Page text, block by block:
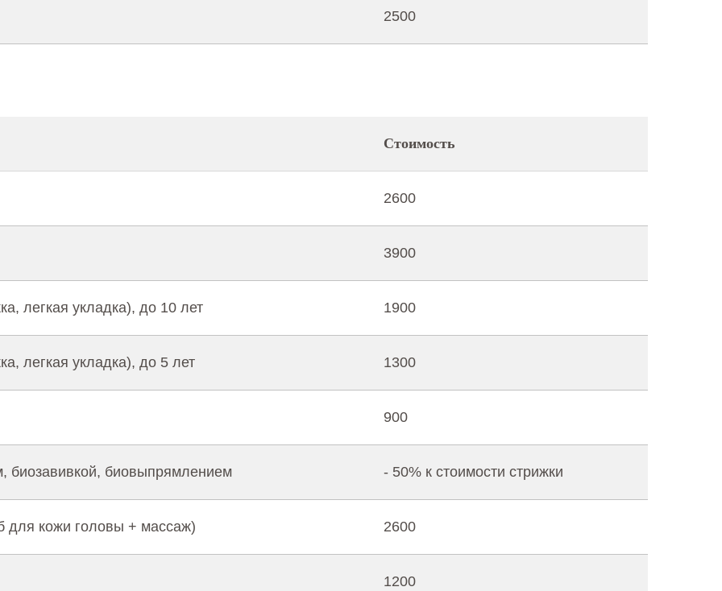
2500
Стоимость
2600
3900
легкая укладка), до 10 лет 1900
легкая укладка), до 5 лет 1300
900
биозавивкой, биовыпрямлением - 50% к стоимости стрижки
для кожи головы + массаж) 2600
1200